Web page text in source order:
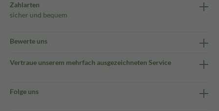
Zahlarten
sicher und bequem
Bewerte uns
Vertraue unserem mehrfach ausgezeichneten Service
Folge uns